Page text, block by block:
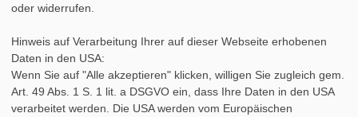
oder widerrufen.
Hinweis auf Verarbeitung Ihrer auf dieser Webseite erhobenen
Daten in den USA:
Wenn Sie auf "Alle akzeptieren" klicken, willigen Sie zugleich gem.
Art. 49 Abs. 1 S. 1 lit. a DSGVO ein, dass Ihre Daten in den USA
verarbeitet werden. Die USA werden vom Europäischen